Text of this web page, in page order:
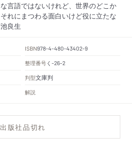
言語ではないけれど、世界のどこか
れにまつわる面白いけど役に立たな
良生
ISBN978-4-480-43402-9
整理番号く -26-2
判型文庫判
解説
出版社品切れ